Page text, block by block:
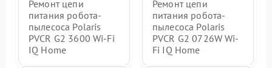
Ремонт цепи
питания робота-
пылесоса Polaris
PVCR G2 3600 Wi-Fi
IQ Home
Ремонт цепи
питания робота-
пылесоса Polaris
PVCR G2 0726W Wi-
Fi IQ Home